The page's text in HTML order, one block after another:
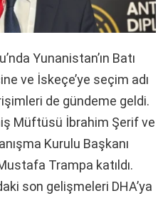
Yunanistan’ın Batı
ve İskeçe’ye seçim adı
de gündeme geldi.
Müftüsü İbrahim Şerif ve
Kurulu Başkanı
Trampa katıldı.
son gelişmeleri DHA’ya